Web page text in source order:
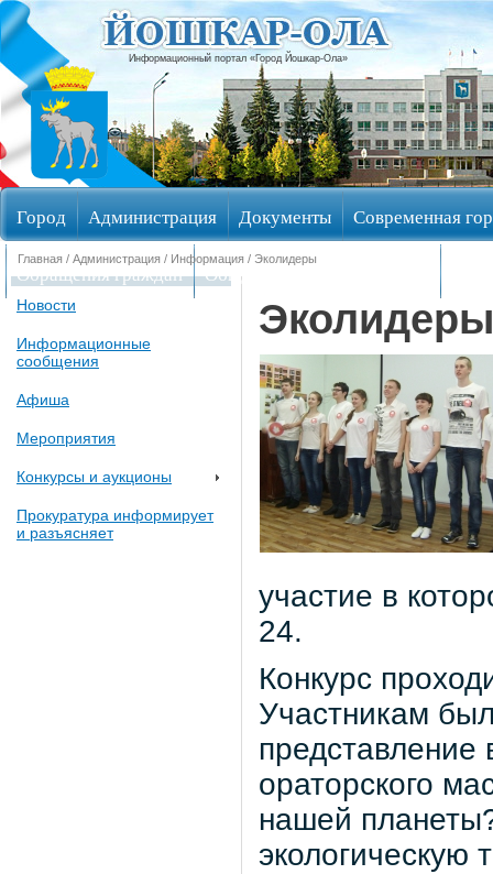
Информационный портал «Город Йошкар-Ола»
Город Администрация Документы Современная
Обращения граждан Общественные обсуждения
Главная / Администрация / Информация / Эколидеры
Новости
Информационные
сообщения
Афиша
Мероприятия
Конкурсы и аукционы
Прокуратура информирует
и разъясняет
Эколидеры
участие в
24.
Конкурс
Участникам
представление
ораторского
нашей
экологическую